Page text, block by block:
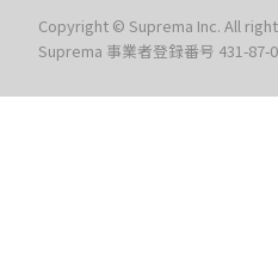
Copyright © Suprema Inc. All
Suprema 事業者登録番号 431-87-